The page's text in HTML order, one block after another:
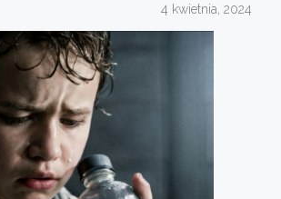
4 kwietnia, 2024